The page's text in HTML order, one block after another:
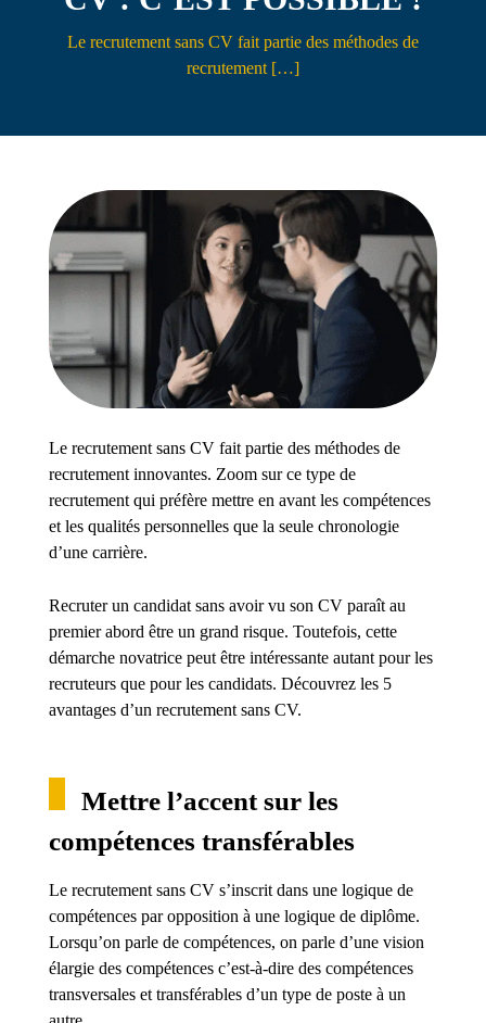
Le recrutement sans CV fait partie des méthodes de
recrutement […]
Le recrutement sans CV fait partie des méthodes de
recrutement innovantes. Zoom sur ce type de
recrutement qui préfère mettre en avant les compétences
et les qualités personnelles que la seule chronologie
d’une carrière.
Recruter un candidat sans avoir vu son CV paraît au
premier abord être un grand risque. Toutefois, cette
démarche novatrice peut être intéressante autant pour les
recruteurs que pour les candidats. Découvrez les 5
avantages d’un recrutement sans CV.
Mettre l’accent sur les
compétences transférables
Le recrutement sans CV s’inscrit dans une logique de
compétences par opposition à une logique de diplôme.
Lorsqu’on parle de compétences, on parle d’une vision
élargie des compétences c’est-à-dire des compétences
transversales et transférables d’un type de poste à un